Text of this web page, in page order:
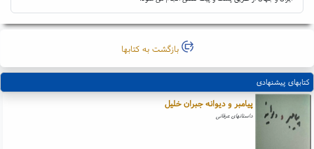
بازگشت به کتابها
کتابهای پیشنهادی
پیامبر و دیوانه جبران خلیل
داستانهای عرفانی